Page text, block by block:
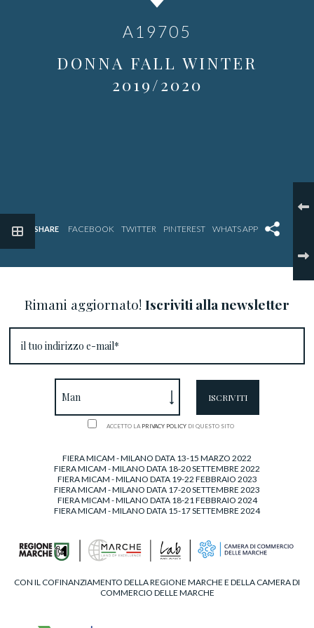
A19705
DONNA FALL WINTER
2019/2020
SHARE
Rimani aggiornato! Iscriviti alla newsletter
ACCETTO LA PRIVACY POLICYDI QUESTO SITO
FIERA MICAM - MILANO DATA 13-15 MARZO 2022
FIERA MICAM - MILANO DATA 18-20 SETTEMBRE 2022
FIERA MICAM - MILANO DATA 19-22 FEBBRAIO 2023
FIERA MICAM - MILANO DATA 17-20 SETTEMBRE 2023
FIERA MICAM - MILANO DATA 18-21 FEBBRAIO 2024
FIERA MICAM - MILANO DATA 15-17 SETTEMBRE 2024
CON IL COFINANZIAMENTO DELLA REGIONE MARCHE E DELLA CAMERA DI
COMMERCIO DELLE MARCHE